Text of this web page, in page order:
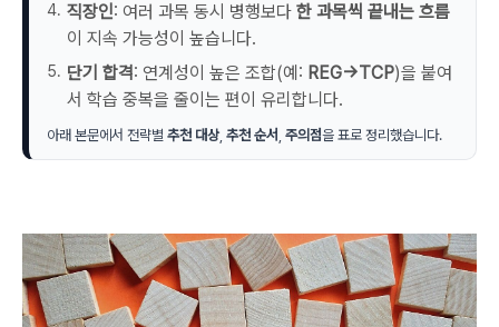
직장인: 여러 과목 동시 병행보다 한 과목씩 끝내는 흐름
이 지속 가능성이 높습니다.
단기 합격: 연계성이 높은 조합(예: REG→TCP)을 붙여
서 학습 중복을 줄이는 편이 유리합니다.
아래 본문에서 전략별 추천 대상, 추천 순서 주의점을 표로 정리했습니다.